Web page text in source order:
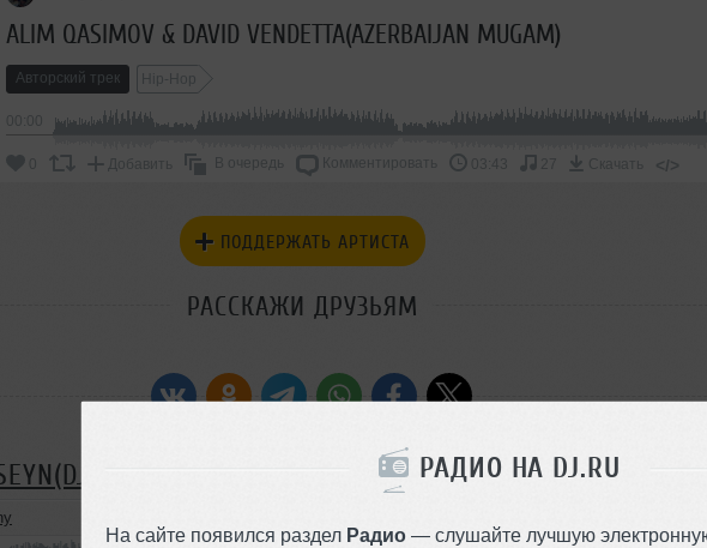
РАДИО НА DJ.RU
На сайте появился раздел Радио— слушайте лучшую
ALIM QASIMOV & DAVID VENDETTA(AZERBAIJAN MUGAM)
Авторский трек Hip-Hop
Добавить В очередь Комментировать 03:43 27 Скачать </>
ПОДДЕРЖАТЬ АРТИСТА
РАССКАЖИ ДРУЗЬЯМ
Стиль: